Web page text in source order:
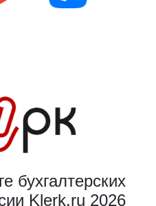
бухгалтерских
Klerk.ru 2026